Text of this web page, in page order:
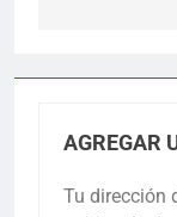
AGREGAR
Tu dirección